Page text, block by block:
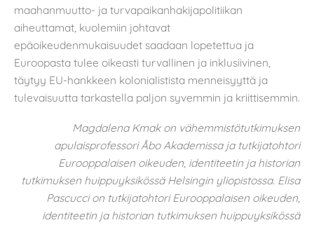
maahanmuutto- ja turvapaikanhakijapolitiikan
aiheuttamat, kuolemiin johtavat
epäoikeudenmukaisuudet saadaan lopetettua ja
Euroopasta tulee oikeasti turvallinen ja inklusiivinen,
täytyy EU-hankkeen kolonialistista menneisyyttä ja
tulevaisuutta tarkastella paljon syvemmin ja kriittisemmin.
Magdalena Kmak on vähemmistötutkimuksen
apulaisprofessori Åbo Akademissa ja tutkijatohtori
Eurooppalaisen oikeuden, identiteetin ja historian
tutkimuksen huippuyksikössä Helsingin yliopistossa. Elisa
Pascucci on tutkijatohtori Eurooppalaisen oikeuden,
identiteetin ja historian tutkimuksen huippuyksikössä